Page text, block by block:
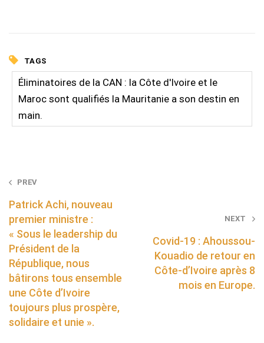
TAGS
Éliminatoires de la CAN : la Côte d'Ivoire et le
Maroc sont qualifiés la Mauritanie a son destin en
main.
Post
navigation
PREV
Patrick Achi, nouveau
premier ministre :
« Sous le leadership du
Président de la
République, nous
bâtirons tous ensemble
une Côte d’Ivoire
toujours plus prospère,
solidaire et unie ».
NEXT
Covid-19 : Ahoussou-
Kouadio de retour en
Côte-d’Ivoire après 8
mois en Europe.